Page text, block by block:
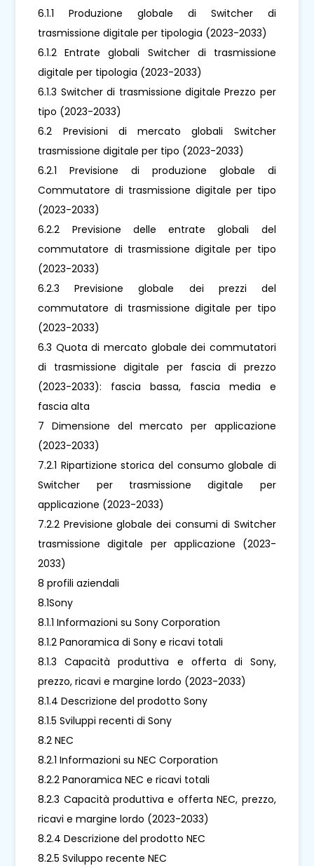
6.1.1 Produzione globale di Switcher di
trasmissione digitale per tipologia (2023-2033)
6.1.2 Entrate globali Switcher di trasmissione
digitale per tipologia (2023-2033)
6.1.3 Switcher di trasmissione digitale Prezzo per
tipo (2023-2033)
6.2 Previsioni di mercato globali Switcher
trasmissione digitale per tipo (2023-2033)
6.2.1 Previsione di produzione globale di
Commutatore di trasmissione digitale per tipo
(2023-2033)
6.2.2 Previsione delle entrate globali del
commutatore di trasmissione digitale per tipo
(2023-2033)
6.2.3 Previsione globale dei prezzi del
commutatore di trasmissione digitale per tipo
(2023-2033)
6.3 Quota di mercato globale dei commutatori
di trasmissione digitale per fascia di prezzo
(2023-2033): fascia bassa, fascia media e
fascia alta
7 Dimensione del mercato per applicazione
(2023-2033)
7.2.1 Ripartizione storica del consumo globale di
Switcher per trasmissione digitale per
applicazione (2023-2033)
7.2.2 Previsione globale dei consumi di Switcher
trasmissione digitale per applicazione (2023-
2033)
8 profili aziendali
8.1Sony
8.1.1 Informazioni su Sony Corporation
8.1.2 Panoramica di Sony e ricavi totali
8.1.3 Capacità produttiva e offerta di Sony,
prezzo, ricavi e margine lordo (2023-2033)
8.1.4 Descrizione del prodotto Sony
8.1.5 Sviluppi recenti di Sony
8.2 NEC
8.2.1 Informazioni su NEC Corporation
8.2.2 Panoramica NEC e ricavi totali
8.2.3 Capacità produttiva e offerta NEC, prezzo,
ricavi e margine lordo (2023-2033)
8.2.4 Descrizione del prodotto NEC
8.2.5 Sviluppo recente NEC